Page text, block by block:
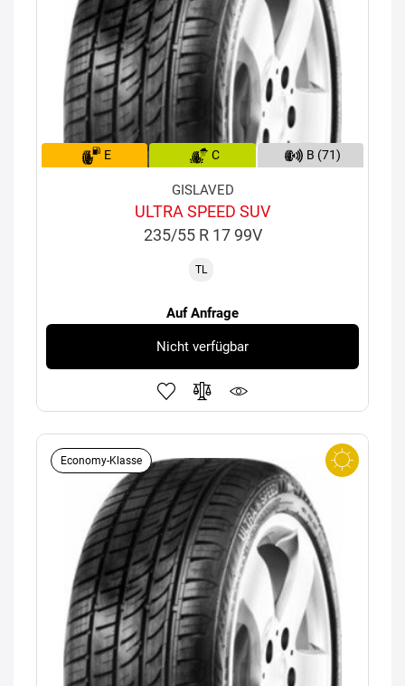
E C B (71)
GISLAVED
ULTRA SPEED SUV
235/55 R 17 99V
TL
Auf Anfrage
Nicht verfügbar
Economy-Klasse